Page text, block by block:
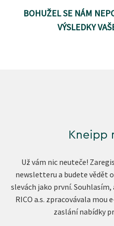
BOHUŽEL SE NÁM
VÝSLEDKY
Kneipp
Už vám nic neuteče!
newsletteru a budete vědět
slevách jako první.
RICO a.s. zpracovávala mou
zaslání nabídky